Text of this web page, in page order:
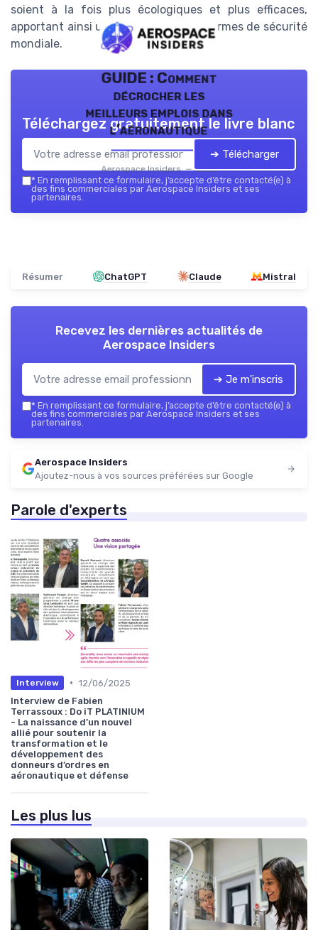
soient à la fois plus écologiques et plus efficaces,
apportant ainsi un précieux gain en termes de sécurité
mondiale.
GUIDE : Comment
décrocher les
meilleurs emplois dans
l’aéronautique
Aerospace Insiders — 2026
Téléchargez gratuitement le livre blanc
➔ Télécharger
* En remplissant ce formulaire, j’accepte d’être contacté(e) à
des fins commerciales par Aerospace Insiders et ses
partenaires.
Résumer ChatGPT Claude Mistral
Recevez les dernières actualités de
Aerospace Insiders
➔ Je m'inscris
* En remplissant ce formulaire, j’accepte d’être contacté(e) à
des fins commerciales par Aerospace Insiders et ses
partenaires.
Aerospace Insiders
Ajoutez-nous à vos sources préférées sur Google
Parole d'experts
Interview • 12/06/2025
Interview de Fabien
Terrassoux : Do iT PLATINIUM
- La naissance d’un nouvel
allié pour soutenir la
transformation et le
développement des
donneurs d’ordres en
aéronautique et défense
Les plus lus